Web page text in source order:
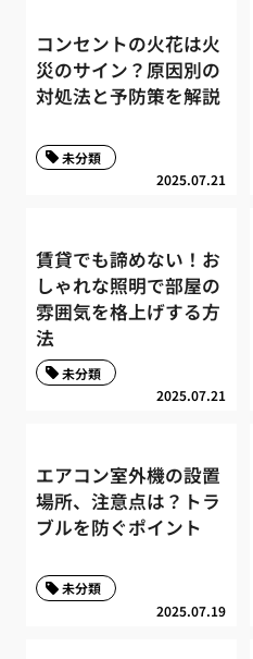
コンセントの火花は火
災のサイン？原因別の
対処法と予防策を解説
2025.07.21
未分類
賃貸でも諦めない！お
しゃれな照明で部屋の
雰囲気を格上げする方
法
2025.07.21
未分類
エアコン室外機の設置
場所、注意点は？トラ
ブルを防ぐポイント
2025.07.19
未分類